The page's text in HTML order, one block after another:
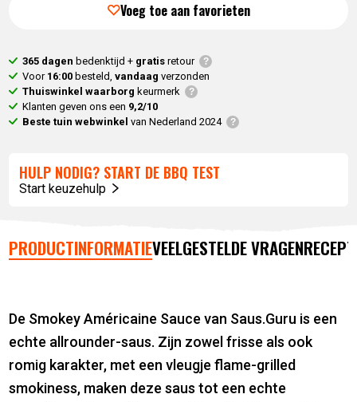
Voeg toe aan favorieten
365 dagen bedenktijd + gratisretour
Voor 16:00 besteld,vandaag verzonden
Thuiswinkel waarborg keurmerk
Klanten geven ons een 9,2/10
Beste tuin webwinkel van Nederland 2024
HULP NODIG? START DE BBQ TEST
Start keuzehulp
PRODUCTINFORMATIEVEELGESTELDE VRAGEN
De Smokey Américaine Sauce van Saus.Guru is een
echte allrounder-saus. Zijn zowel frisse als ook
romig karakter, met een vleugje flame-grilled
smokiness, maken deze saus tot een echte